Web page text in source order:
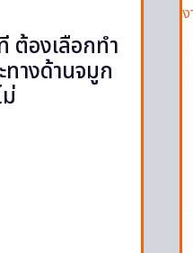
ต้องเลือกทำ
างด้านจมูก